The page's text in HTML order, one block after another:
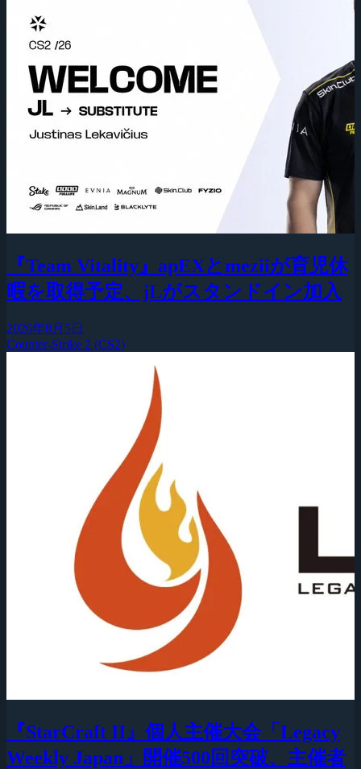
『Team Vitality』apEXとmeziiが育児休
暇を取得予定、jLがスタンドイン加入
2026年8月5日
Counter-Strike 2 (CS2)
『StarCraft II』個人主催大会「Legacy
Weekly Japan」開催500回突破、主催者